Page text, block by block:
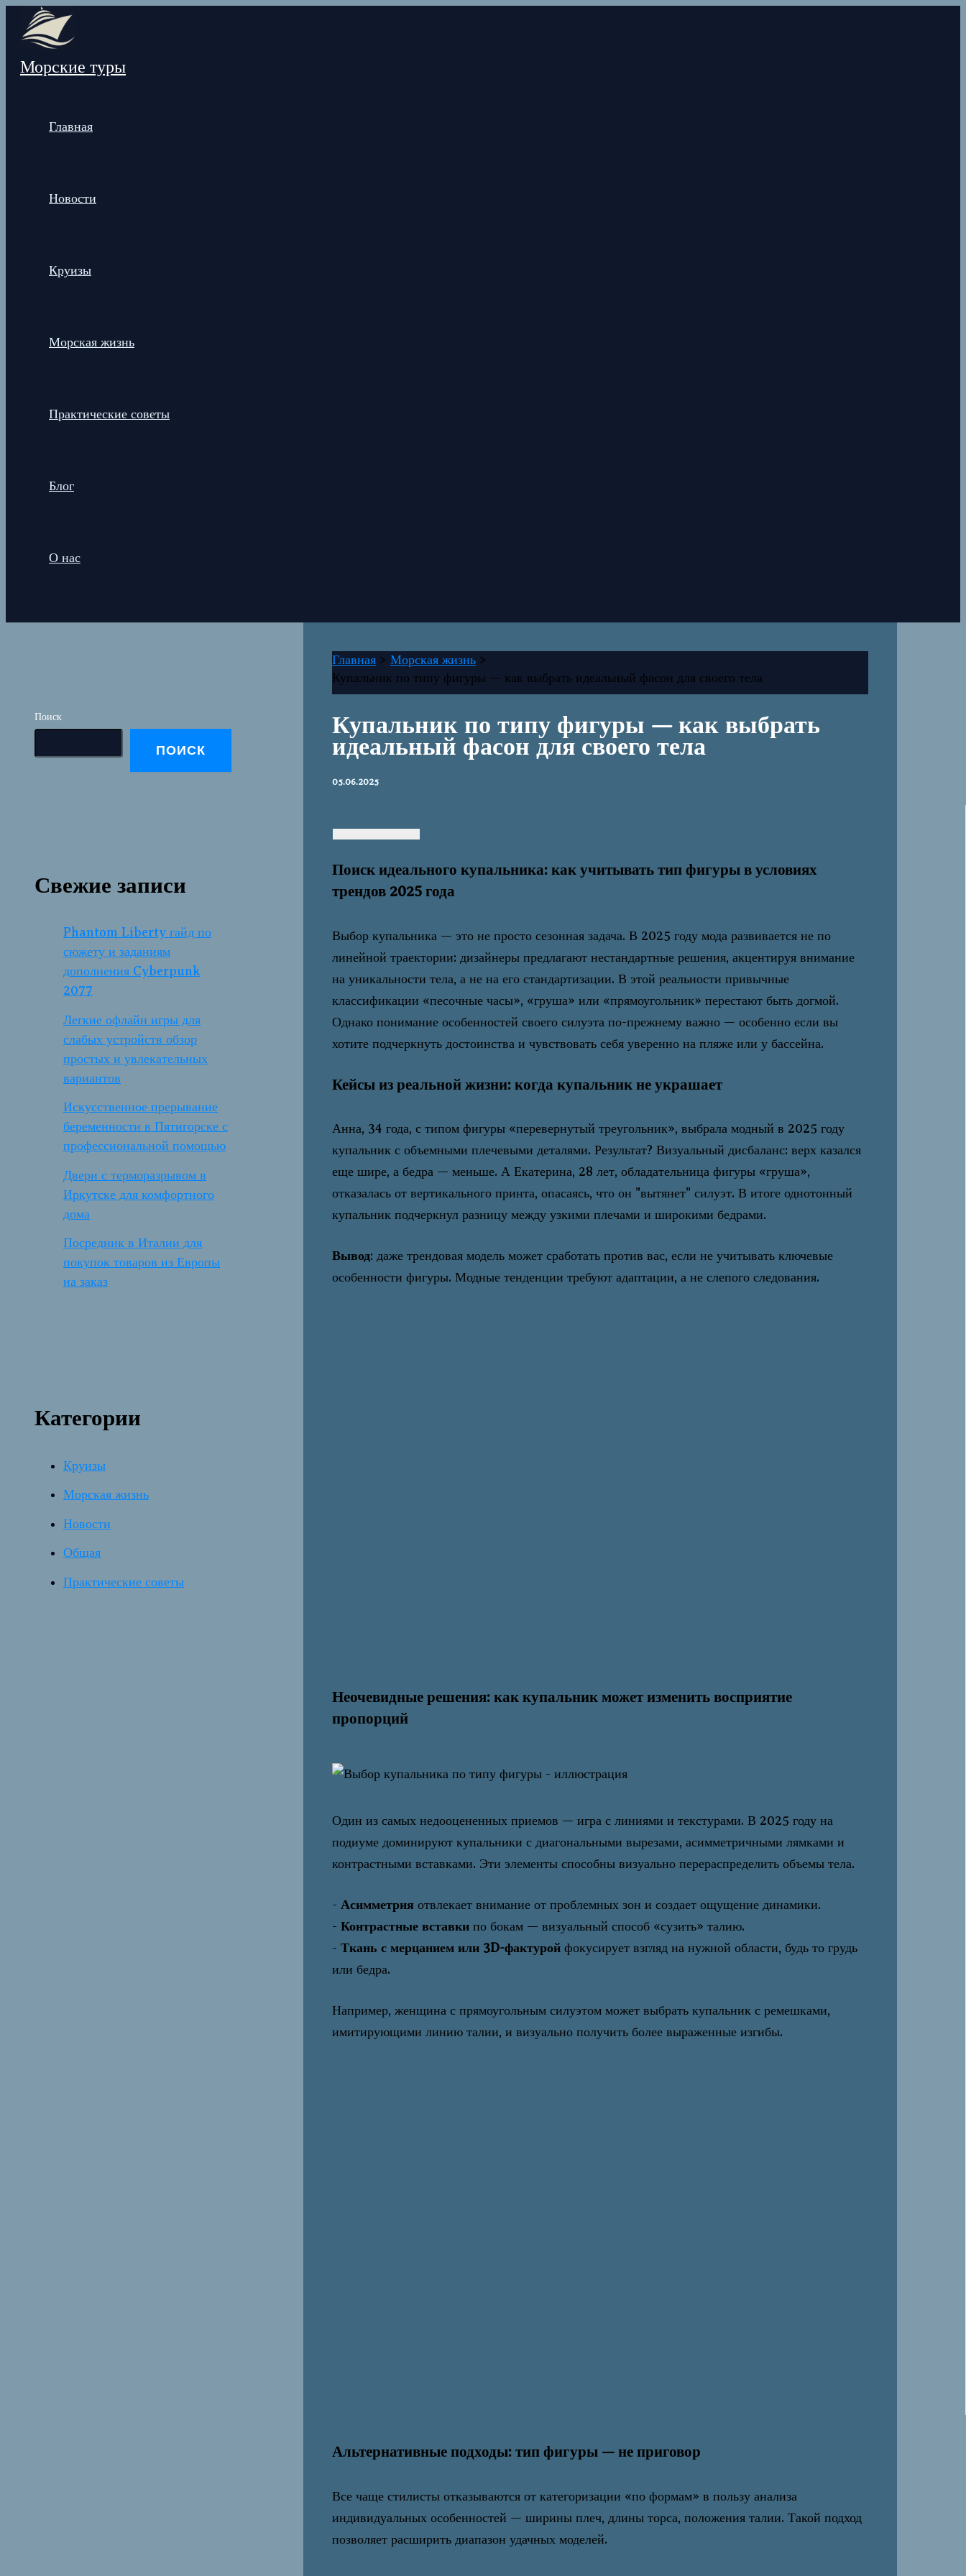
Перейти
содержимому
Морские туры
Главная
Новости
Круизы
Морская жизнь
Практические советы
Блог
О нас
Поиск
ПОИСК
Свежие записи
Phantom Liberty гайд по
сюжету и заданиям
дополнения Cyberpunk
2077
Легкие офлайн игры для
слабых устройств обзор
простых и увлекательных
вариантов
Искусственное прерывание
беременности в Пятигорске с
профессиональной помощью
Двери с терморазрывом в
Иркутске для комфортного
дома
Посредник в Италии для
покупок товаров из Европы
на заказ
Категории
Круизы
Морская жизнь
Новости
Общая
Практические советы
Главная
Морская жизнь
Купальник по типу фигуры — как выбрать идеальный фасон для своего тела
Купальник по типу фигуры — как выбрать
идеальный фасон для своего тела
05.06.2025
Поиск идеального купальника: как учитывать тип фигуры в условиях
трендов 2025 года
Выбор купальника — это не просто сезонная задача. В 2025 году мода развивается не по
линейной траектории: дизайнеры предлагают нестандартные решения, акцентируя внимание
на уникальности тела, а не на его стандартизации. В этой реальности привычные
классификации «песочные часы», «груша» или «прямоугольник» перестают быть догмой.
Однако понимание особенностей своего силуэта по-прежнему важно — особенно если вы
хотите подчеркнуть достоинства и чувствовать себя уверенно на пляже или у бассейна.
Кейсы из реальной жизни: когда купальник не украшает
Анна, 34 года, с типом фигуры «перевернутый треугольник», выбрала модный в 2025 году
купальник с объемными плечевыми деталями. Результат? Визуальный дисбаланс: верх казался
еще шире, а бедра — меньше. А Екатерина, 28 лет, обладательница фигуры «груша»,
отказалась от вертикального принта, опасаясь, что он "вытянет" силуэт. В итоге однотонный
купальник подчеркнул разницу между узкими плечами и широкими бедрами.
Вывод: даже трендовая модель может сработать против вас, если не учитывать ключевые
особенности фигуры. Модные тенденции требуют адаптации, а не слепого следования.
Неочевидные решения: как купальник может изменить восприятие
пропорций
Один из самых недооцененных приемов — игра с линиями и текстурами. В 2025 году на
подиуме доминируют купальники с диагональными вырезами, асимметричными лямками и
контрастными вставками. Эти элементы способны визуально перераспределить объемы тела.
- Асимметрия отвлекает внимание от проблемных зон и создает ощущение динамики.
- Контрастные вставки по бокам — визуальный способ «сузить» талию.
- Ткань с мерцанием или 3D-фактурой фокусирует взгляд на нужной области, будь то грудь
или бедра.
Например, женщина с прямоугольным силуэтом может выбрать купальник с ремешками,
имитирующими линию талии, и визуально получить более выраженные изгибы.
Альтернативные подходы: тип фигуры — не приговор
Все чаще стилисты отказываются от категоризации «по формам» в пользу анализа
индивидуальных особенностей — ширины плеч, длины торса, положения талии. Такой подход
позволяет расширить диапазон удачных моделей.